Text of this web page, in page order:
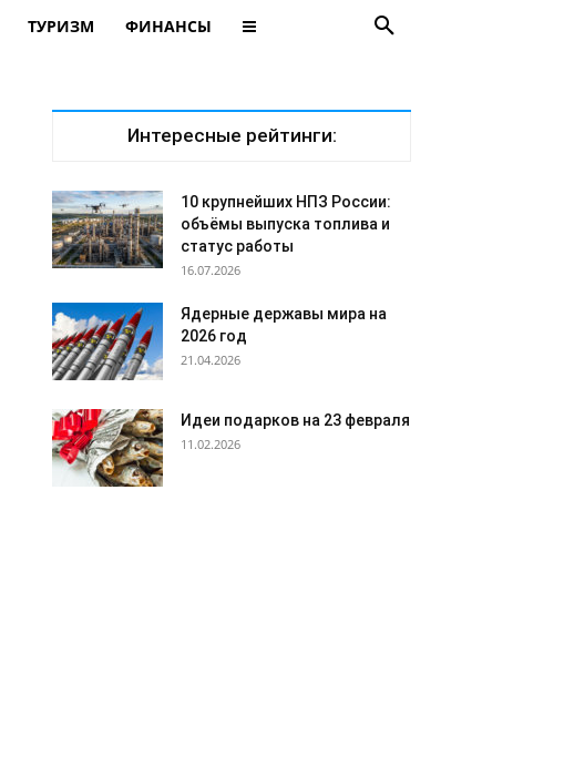
ТУРИЗМ ФИНАНСЫ
Интересные рейтинги:
10 крупнейших НПЗ России:
объёмы выпуска топлива и
статус работы
16.07.2026
Ядерные державы мира на
2026 год
21.04.2026
Идеи подарков на 23 февраля
11.02.2026